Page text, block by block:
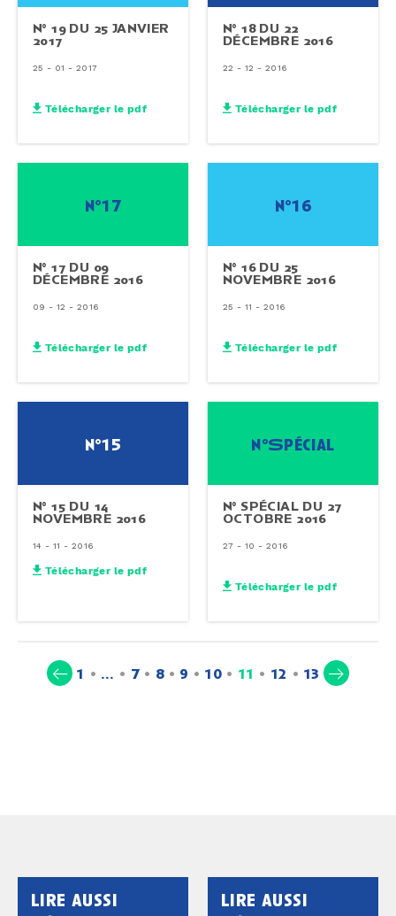
N° 19 DU 25 JANVIER
2017
25 - 01 - 2017
Télécharger le pdf
N° 18 DU 22
DÉCEMBRE 2016
22 - 12 - 2016
Télécharger le pdf
n°17
N° 17 DU 09
DÉCEMBRE 2016
09 - 12 - 2016
Télécharger le pdf
n°16
N° 16 DU 25
NOVEMBRE 2016
25 - 11 - 2016
Télécharger le pdf
n°15
N° 15 DU 14
NOVEMBRE 2016
14 - 11 - 2016
Télécharger le pdf
n°Spécial
N° SPÉCIAL DU 27
OCTOBRE 2016
27 - 10 - 2016
Télécharger le pdf
1 … 7 8 9 10 11 (current)
12 13
lire aussi lire aussi